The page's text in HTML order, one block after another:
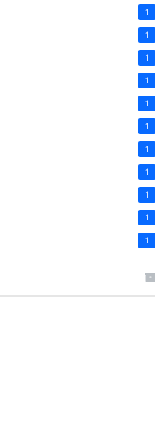
1
1
1
1
1
1
1
1
1
1
1